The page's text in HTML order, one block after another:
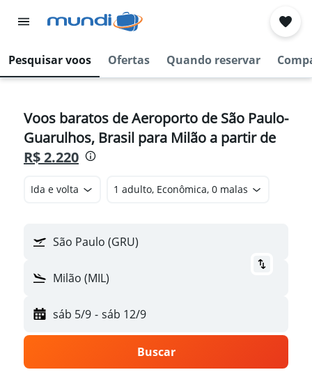
Pesquisar voos Ofertas Quando reservar
Voos baratos de Aeroporto de São Paulo-
Guarulhos, Brasil para Milão a partir de
R$ 2.220
Ida e volta 1 adulto, Econômica, 0 malas
São Paulo (GRU)
Milão (MIL)
sáb 5/9 - sáb 12/9
Buscar